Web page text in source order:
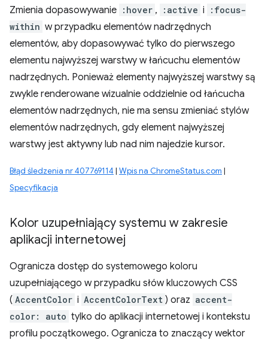
Zmienia dopasowywanie :hover , :active i
:focus-
within w przypadku elementów nadrzędnych
elementów, aby dopasowywać tylko do pierwszego
elementu najwyższej warstwy w łańcuchu elementów
nadrzędnych. Ponieważ elementy najwyższej warstwy są
zwykle renderowane wizualnie oddzielnie od łańcucha
elementów nadrzędnych, nie ma sensu zmieniać stylów
elementów nadrzędnych, gdy element najwyższej
warstwy jest aktywny lub nad nim najedzie kursor.
Błąd śledzenia nr 407769114 | Wpis na ChromeStatus.com |
Specyfikacja
Kolor uzupełniający systemu w zakresie
aplikacji internetowej
Ogranicza dostęp do systemowego koloru
uzupełniającego w przypadku słów kluczowych CSS
( AccentColor i AccentColorText ) oraz accent-
color: auto tylko do aplikacji internetowej i kontekstu
profilu początkowego. Ogranicza to znaczący wektor